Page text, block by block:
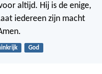
altijd. Hij is de enige,
iedereen zijn macht
God